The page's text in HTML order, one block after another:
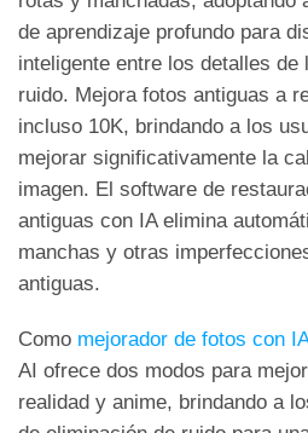
de aprendizaje profundo para
inteligente entre los detalles de
ruido. Mejora fotos antiguas a
incluso 10K, brindando a los
mejorar significativamente la
imagen. El software de
antiguas con IA elimina
manchas y otras
antiguas.
Como mejorador de fotos con IA
AI ofrece dos modos para
realidad y anime, brindando a